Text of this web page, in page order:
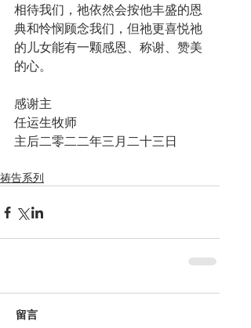
相待我们，祂依然会按他丰盛的恩
典和怜悯顾念我们，但祂更喜悦祂
的儿女能有一颗感恩、称谢、赞美
的心。
感谢主
任运生牧师
主后二零二二年三月二十三日
祷告系列
留言